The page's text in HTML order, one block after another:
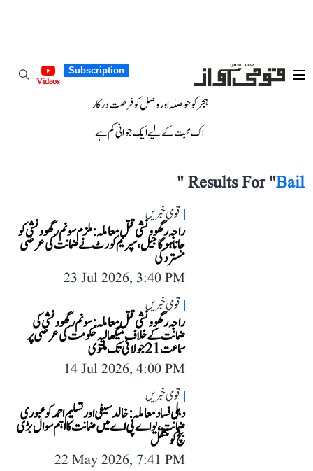
Subscription
Videos
ہجر کو حوصلہ اور وصل کو فرصت درکار
اک محبت کے لیے ایک جوانی کم ہے
Results For "Bail
"
قومی خبریں
راجہ رگھوونشی قتل معاملہ: ملزم سونم رگھوونشی کو
جانا ہوگا جیل، سپریم کورٹ نے ضمانت کی عرضی
مسترد کی
23 Jul 2026, 3:40 PM
قومی خبریں
راجہ رگھوونشی قتل معاملہ: سونم رگھوونشی کی
ضمانت کے خلاف میگھالیہ حکومت کی عرضی پر
سماعت 21 جولائی تک ملتوی
14 Jul 2026, 4:00 PM
قومی خبریں
دہلی فساد معاملہ: خالد سیفی اور تسلیم احمد کو عبوری
ضمانت، یو اے پی اے میں ضمانت کا اہم سوال بڑی
بنچ کو منتقل
22 May 2026, 7:41 PM